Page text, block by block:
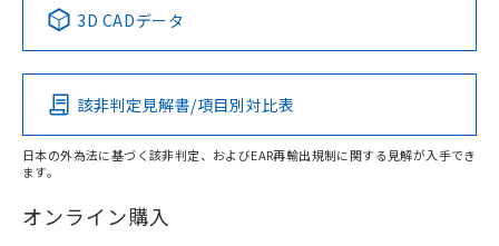
Pb Hg Cd Cr(VI)
O
在庫等で未対応品が混在する可能性があります。
この製品の規格認証/適合状況ページへ
その他の認証はこちらのページからご検索ください
3D CADデータ
該非判定見解書/項目別対比表
日本の外為法に基づく該非判定、およびEAR再輸出規制に関する見解が入手でき
ます。
オンライン購入